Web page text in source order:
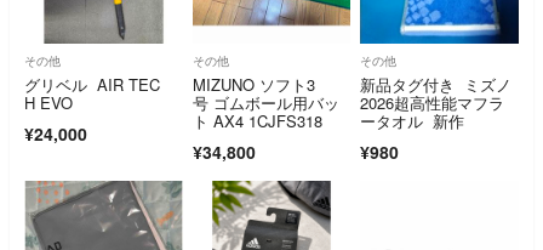
その他
グリベル AIR TEC
H EVO
¥24,000
その他
MIZUNO ソフト3
号 ゴムボール用バッ
ト AX4 1CJFS318
¥34,800
その他
新品タグ付き ミズノ
2026超高性能マフラ
ータオル 新作
¥980